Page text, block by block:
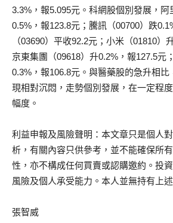
3.3%，報5.095元。科網股個別發展，阿
0.5%，報123.8元；騰訊（00700）跌
（03690）平收92.2元；小米（01810）
京東集團（09618）升0.2%，報127.5元
0.3%，報106.8元。與醫藥股的急升相比
現相對沉悶，走勢個別發展，在一定程
幅度。
利益申報及風險聲明：本文章只是個人
析，有關內容只供參考，並不能確保所
性，亦不構成任何買賣或認購邀約。投
風險及個人承受能力。本人並無持有上述
張智威